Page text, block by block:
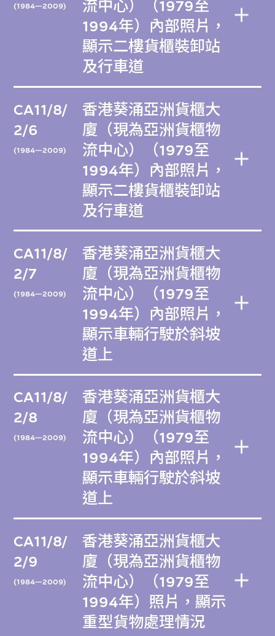
(1984—2009)
流中心）（1979至
1994年）內部照片，
顯示二樓貨櫃裝卸站
及行車道
CA11/8/
2/6
(1984—2009)
香港葵涌亞洲貨櫃大
廈（現為亞洲貨櫃物
流中心）（1979至
1994年）內部照片，
顯示二樓貨櫃裝卸站
及行車道
CA11/8/
2/7
(1984—2009)
香港葵涌亞洲貨櫃大
廈（現為亞洲貨櫃物
流中心）（1979至
1994年）內部照片，
顯示車輛行駛於斜坡
道上
CA11/8/
2/8
(1984—2009)
香港葵涌亞洲貨櫃大
廈（現為亞洲貨櫃物
流中心）（1979至
1994年）內部照片，
顯示車輛行駛於斜坡
道上
CA11/8/
2/9
(1984—2009)
香港葵涌亞洲貨櫃大
廈（現為亞洲貨櫃物
流中心）（1979至
1994年）照片，顯示
重型貨物處理情況